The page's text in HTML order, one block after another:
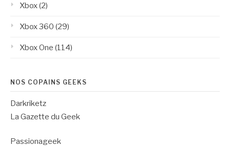
Xbox(2)
Xbox 360 (29)
Xbox One (114)
NOS COPAINS GEEKS
Darkriketz
La Gazette du Geek
Passionageek